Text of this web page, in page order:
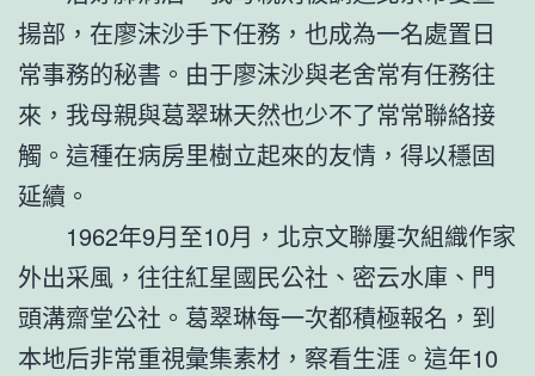
揚部，在廖沫沙手下任務，也成為一名處置日
常事務的秘書。由于廖沫沙與老舍常有任務往
來，我母親與葛翠琳天然也少不了常常聯絡接
觸。這種在病房里樹立起來的友情，得以穩固
延續。
1962年9月至10月，北京文聯屢次組織作家
外出采風，往往紅星國民公社、密云水庫、門
頭溝齋堂公社。葛翠琳每一次都積極報名，到
本地后非常重視彙集素材，察看生涯。這年10